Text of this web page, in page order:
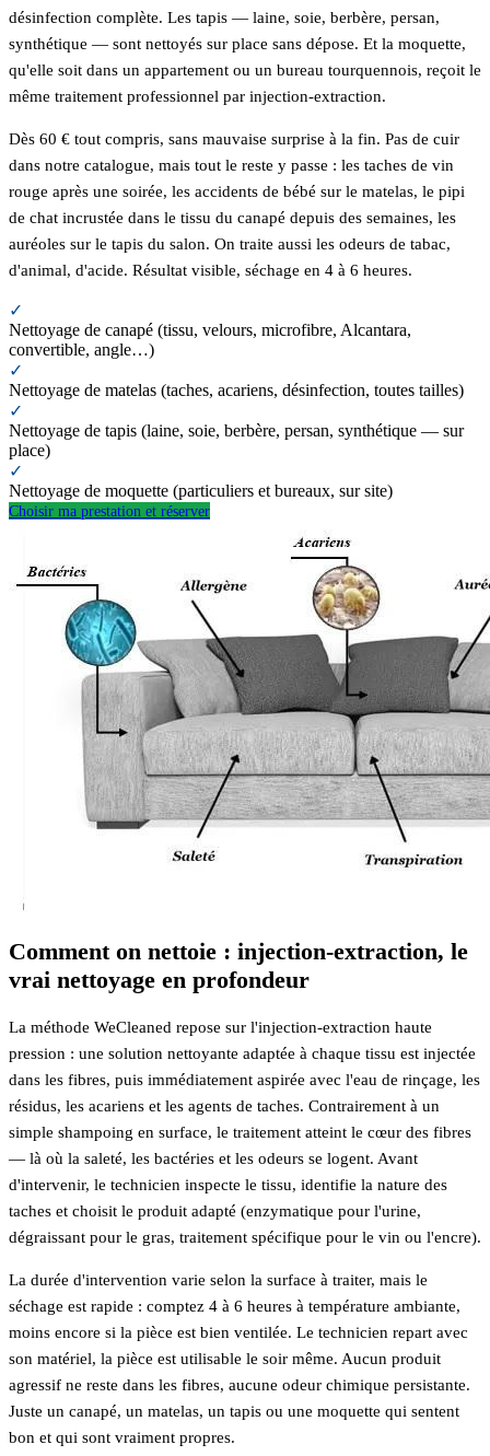
désinfection complète. Les tapis — laine, soie, berbère, persan,
synthétique — sont nettoyés sur place sans dépose. Et la moquette,
qu'elle soit dans un appartement ou un bureau tourquennois, reçoit le
même traitement professionnel par injection-extraction.
Dès 60 € tout compris, sans mauvaise surprise à la fin. Pas de cuir
dans notre catalogue, mais tout le reste y passe : les taches de vin
rouge après une soirée, les accidents de bébé sur le matelas, le pipi
de chat incrustée dans le tissu du canapé depuis des semaines, les
auréoles sur le tapis du salon. On traite aussi les odeurs de tabac,
d'animal, d'acide. Résultat visible, séchage en 4 à 6 heures.
✓
Nettoyage de canapé (tissu, velours, microfibre, Alcantara,
convertible, angle…)
✓
Nettoyage de matelas (taches, acariens, désinfection, toutes tailles)
✓
Nettoyage de tapis (laine, soie, berbère, persan, synthétique — sur
place)
✓
Nettoyage de moquette (particuliers et bureaux, sur site)
Choisir ma prestation et réserver
Comment on nettoie : injection-extraction, le
vrai nettoyage en profondeur
La méthode WeCleaned repose sur l'injection-extraction haute
pression : une solution nettoyante adaptée à chaque tissu est injectée
dans les fibres, puis immédiatement aspirée avec l'eau de rinçage, les
résidus, les acariens et les agents de taches. Contrairement à un
simple shampoing en surface, le traitement atteint le cœur des fibres
— là où la saleté, les bactéries et les odeurs se logent. Avant
d'intervenir, le technicien inspecte le tissu, identifie la nature des
taches et choisit le produit adapté (enzymatique pour l'urine,
dégraissant pour le gras, traitement spécifique pour le vin ou l'encre).
La durée d'intervention varie selon la surface à traiter, mais le
séchage est rapide : comptez 4 à 6 heures à température ambiante,
moins encore si la pièce est bien ventilée. Le technicien repart avec
son matériel, la pièce est utilisable le soir même. Aucun produit
agressif ne reste dans les fibres, aucune odeur chimique persistante.
Juste un canapé, un matelas, un tapis ou une moquette qui sentent
bon et qui sont vraiment propres.